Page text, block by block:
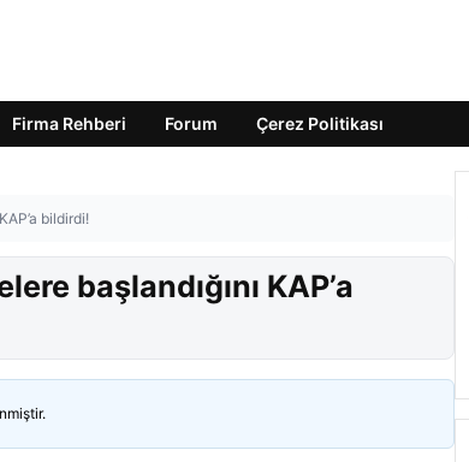
Firma Rehberi Forum Çerez Politikası
bildirdi!
başlandığını KAP’a